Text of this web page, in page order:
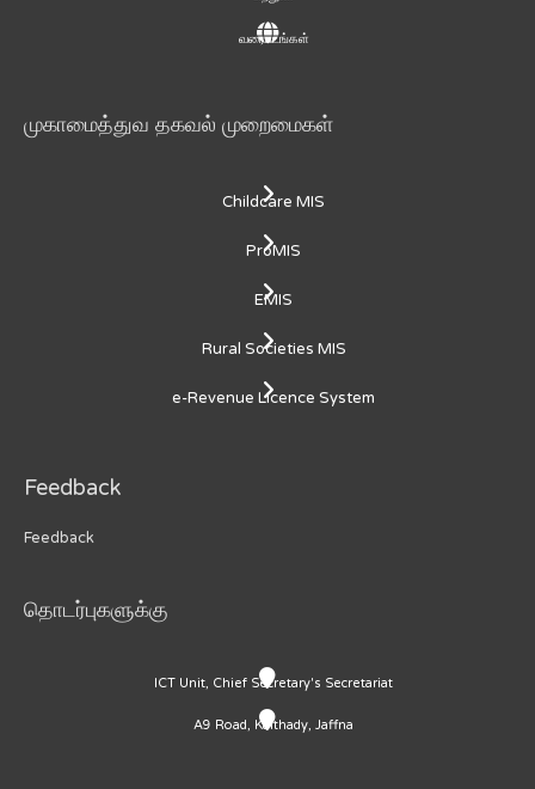
வரைபடங்கள்
முகாமைத்துவ தகவல் முறைமைகள்
Childcare MIS
ProMIS
EMIS
Rural Societies MIS
e-Revenue Licence System
Feedback
Feedback
தொடர்புகளுக்கு
ICT Unit, Chief Secretary's Secretariat
A9 Road, Kaithady, Jaffna